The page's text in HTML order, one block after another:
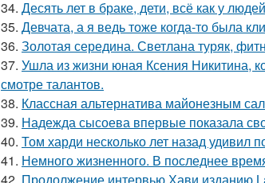
34. Десять лет в браке, дети, всё как у
35. Девчата, а я ведь тоже когда-то была
36. Золотая середина. Светлана туряк,
37. Ушла из жизни юная Ксения Никитина,
смотре талантов.
38. Классная альтернатива майонезным
39. Надежда сысоева впервые показала
40. Том харди несколько лет назад удивил
41. Немного жизненного. В последнее